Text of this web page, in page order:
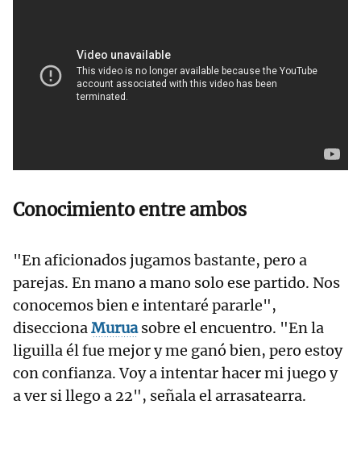
Conocimiento entre ambos
"En aficionados jugamos bastante, pero a
parejas. En mano a mano solo ese partido. Nos
conocemos bien e intentaré pararle",
diseccionaMuruasobre el encuentro. "En la
liguilla él fue mejor y me ganó bien, pero estoy
con confianza. Voy a intentar hacer mi juego y
a ver si llego a 22", señala el arrasatearra.